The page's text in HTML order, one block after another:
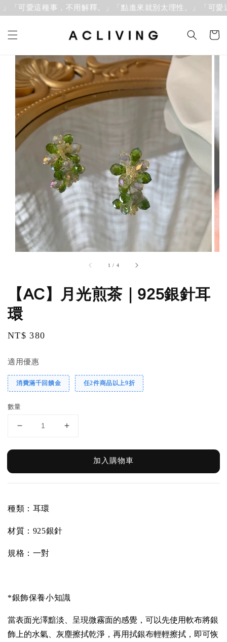
可愛這種事，不用解釋。」 「點進來就別太理性。」「可愛這
1 / 4
【AC】月光煎茶｜925銀針耳
環
Regular
NT$ 380
適用優惠
消費滿千回饋金 任2件商品以上9折
數量
加入購物車
種類：耳環
材質： 925銀針
規格：一對
*銀飾保養小知識
當表面光澤黯淡、呈現微霧面的感覺，可以先使用軟布將銀
飾上的水氣、灰塵擦拭乾淨，再用拭銀布輕輕擦拭，即可恢